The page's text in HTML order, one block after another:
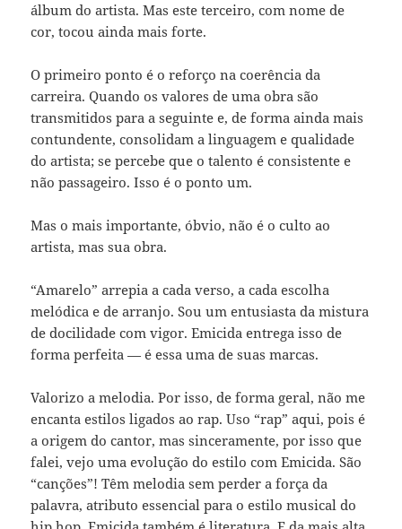
álbum do artista. Mas este terceiro, com nome de
cor, tocou ainda mais forte.
O primeiro ponto é o reforço na coerência da
carreira. Quando os valores de uma obra são
transmitidos para a seguinte e, de forma ainda mais
contundente, consolidam a linguagem e qualidade
do artista; se percebe que o talento é consistente e
não passageiro. Isso é o ponto um.
Mas o mais importante, óbvio, não é o culto ao
artista, mas sua obra.
“Amarelo” arrepia a cada verso, a cada escolha
melódica e de arranjo. Sou um entusiasta da mistura
de docilidade com vigor. Emicida entrega isso de
forma perfeita — é essa uma de suas marcas.
Valorizo a melodia. Por isso, de forma geral, não me
encanta estilos ligados ao rap. Uso “rap” aqui, pois é
a origem do cantor, mas sinceramente, por isso que
falei, vejo uma evolução do estilo com Emicida. São
“canções”! Têm melodia sem perder a força da
palavra, atributo essencial para o estilo musical do